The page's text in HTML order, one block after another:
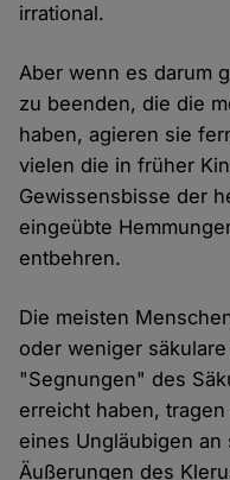
irrational.
Aber wenn es darum
zu beenden, die die
haben, agieren sie
vielen die in früher
Gewissensbisse der
eingeübte
entbehren.
Die meisten
oder weniger
"Segnungen" des
erreicht haben,
eines Ungläubigen
Äußerungen des